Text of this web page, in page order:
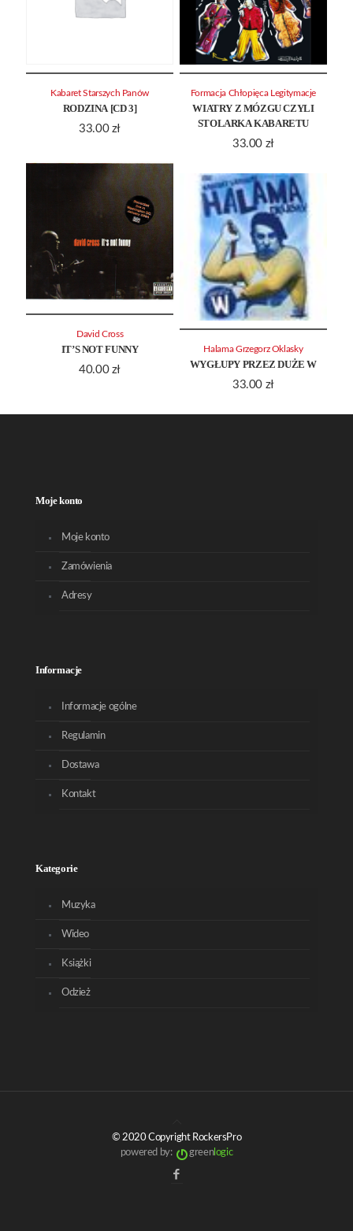
RODZINA [CD 3]
33.00 zł
Kabaret Starszych Panów
WIATRY Z MÓZGU CZYLI
STOLARKA KABARETU
33.00 zł
Formacja Chłopięca Legitymacje
IT’S NOT FUNNY
40.00 zł
David Cross
WYGŁUPY PRZEZ DUŻE W
33.00 zł
Halama Grzegorz Oklasky
Moje konto
Moje konto
Zamówienia
Adresy
Informacje
Informacje ogólne
Regulamin
Dostawa
Kontakt
Kategorie
Muzyka
Wideo
Książki
Odzież
© 2020 Copyright RockersPro
powered by:
greenlogic